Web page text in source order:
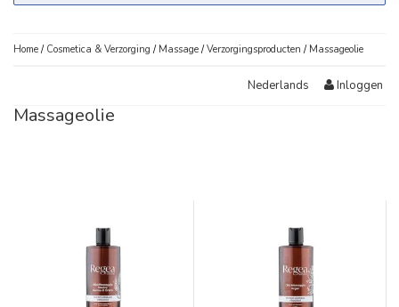
Home / Cosmetica & Verzorging / Massage /Verzorgingsproducten / Massageolie
Nederlands Inloggen
Massageolie